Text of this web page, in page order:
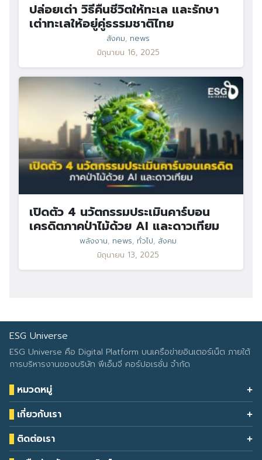
ปล่อยเต่า วิธีคืนชีวิตให้ทะเล และรักษา
เต่าทะเลให้อยู่คู่ธรรมชาติไทย
สังคม, news
มิถุนายน 16, 2025
เปิดตัว 4 นวัตกรรมประเมินคาร์บอน
เครดิตภาคป่าไม้ด้วย AI และดาวเทียม
พลังงาน, news, ทั่วไป, สังคม
มิถุนายน 13, 2025
ESG Universe
ESG Universe คือ Digital Platform บนเครือข่ายอินเตอร์เน็ต ภายใต้
การบริหารงานของบริษัท พีเอ็มจี คอร์ปอเรชั่น จำกัด
หมวดหมู่
Health & Wellness
Eco Icon
ESG Data
Climate Change
เกี่ยวกับเรา
Our Services
About Us
ติดต่อเรา
โทรศัพท์: 090-549-2524